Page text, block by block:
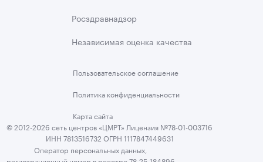
Пользовательскоесоглашение
Политика конфиденциальности
Карта сайта
Росздравнадзор
Независимая оценка качества
© 2012-2026 сеть центров «ЦМРТ» Лицензия №78-01-003716
ИНН 7813516732 ОГРН 1117847449631
Оператор персональных данных,